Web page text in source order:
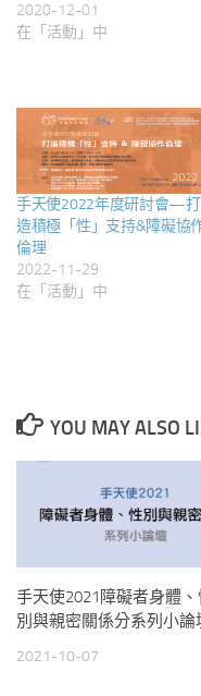
2020-12-01
在「活動」中
手天使2022年度研討會—打
造積極「性」支持&障礙協
倫理
2022-11-29
在「活動」中
YOU MAY ALSO
手天使2021障礙者身體、
別與親密關係分系列小論
2021-10-07